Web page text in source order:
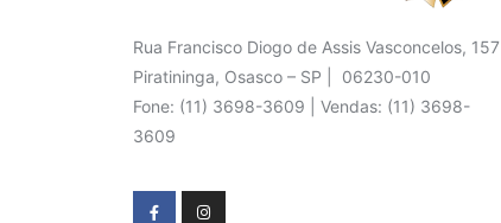
Rua Francisco Diogo de Assis Vasconcelos, 157
Piratininga, Osasco – SP | 06230-010
Fone: (11) 3698-3609 | Vendas: (11) 3698-
3609